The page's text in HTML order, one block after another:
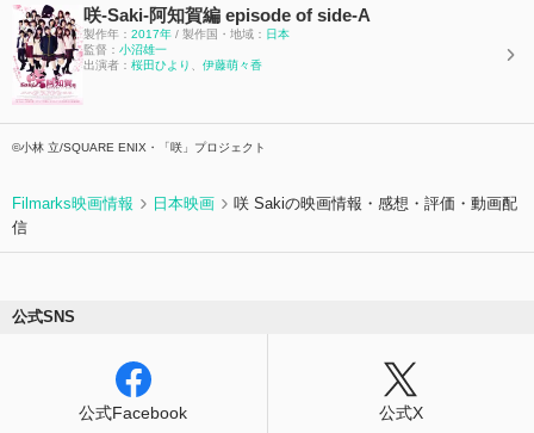
咲-Saki-阿知賀編 episode of side-A
製作年： 2017年 / 製作国・地域： 日本
監督： 小沼雄一
出演者： 桜田ひより 伊藤萌々香
©小林 立/SQUARE ENIX・「咲」プロジェクト
Filmarks映画情報 日本映画
咲 Sakiの映画情報・感想・評価・動画配
信
公式SNS
公式Facebook 公式X